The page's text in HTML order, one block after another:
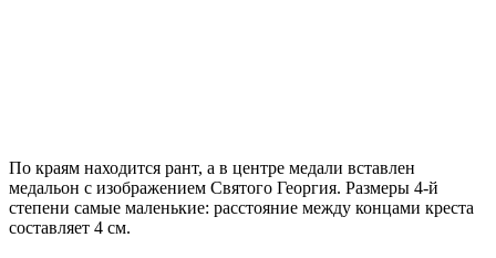
По краям находится рант, а в центре медали вставлен
медальон с изображением Святого Георгия. Размеры 4-й
степени самые маленькие: расстояние между концами креста
составляет 4 см.